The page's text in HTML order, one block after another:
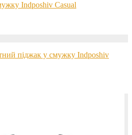
Indposhiv Casual
піджак у смужку Indposhiv